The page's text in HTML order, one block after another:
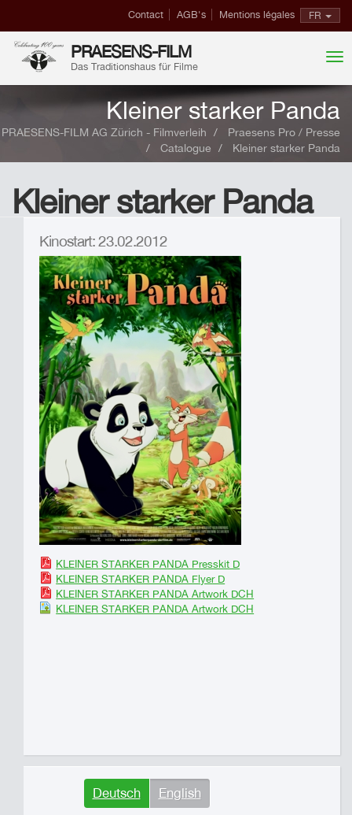
FR
Contact AGB's Mentions légales
PRAESENS-FILM
Das Traditionshaus für Filme
Kleiner starker Panda
PRAESENS-FILM AG Zürich - Filmverleih
Praesens Pro / Presse
Catalogue
Kleiner starker Panda
Kleiner starker Panda
Kinostart: 23.02.2012
KLEINER STARKER PANDA Presskit D
KLEINER STARKER PANDA Flyer D
KLEINER STARKER PANDA Artwork DCH
KLEINER STARKER PANDA Artwork DCH
Deutsch English